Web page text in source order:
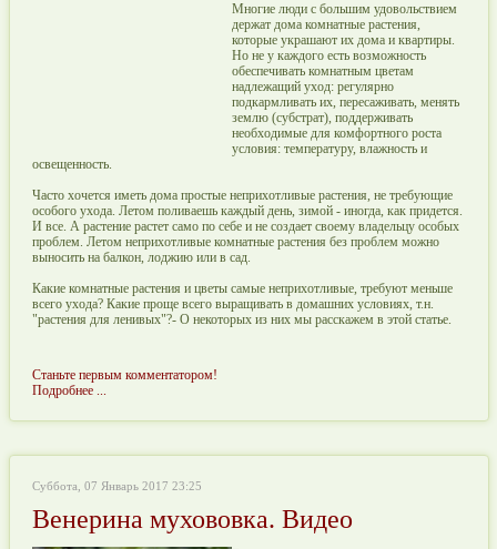
Многие люди с большим удовольствием
держат дома комнатные растения,
которые украшают их дома и квартиры.
Но не у каждого есть возможность
обеспечивать комнатным цветам
надлежащий уход: регулярно
подкармливать их, пересаживать, менять
землю (субстрат), поддерживать
необходимые для комфортного роста
условия: температуру, влажность и
освещенность.
Часто хочется иметь дома простые неприхотливые растения, не требующие
особого ухода. Летом поливаешь каждый день, зимой - иногда, как придется.
И все. А растение растет само по себе и не создает своему владельцу особых
проблем. Летом неприхотливые комнатные растения без проблем можно
выносить на балкон, лоджию или в сад.
Какие комнатные растения и цветы самые неприхотливые, требуют меньше
всего ухода? Какие проще всего выращивать в домашних условиях, т.н.
"растения для ленивых"?- О некоторых из них мы расскажем в этой статье.
Станьте первым комментатором!
Подробнее ...
Суббота, 07 Январь 2017 23:25
Венерина мухововка. Видео